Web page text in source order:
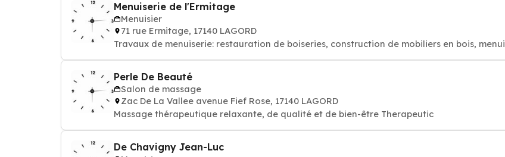
Menuiserie de l'Ermitage
Menuisier
71 rue Ermitage, 17140 LAGORD
Travaux de menuiserie: restauration de boiseries, construction de mobiliers en bois, menui
Perle De Beauté
Salon de massage
Zac De La Vallee avenue Fief Rose, 17140 LAGORD
Massage thérapeutique relaxante, de qualité et de bien-être Therapeutic
De Chavigny Jean-Luc